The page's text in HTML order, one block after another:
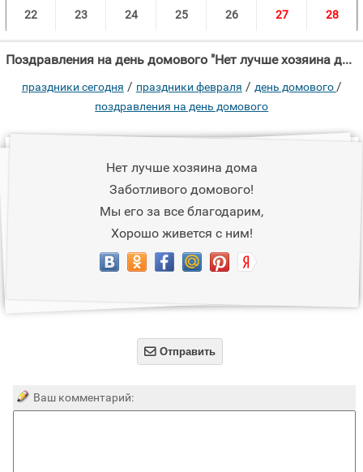
22 23 24 25 26 27 28
Поздравления на день домового "Нет лучше хозяина дома Заботливого домового!"
праздники сегодня / праздники февраля / день домового/
поздравления на день домового
Нет лучше хозяина дома
Заботливого домового!
Мы его за все благодарим,
Хорошо живется с ним!
 Отправить
Ваш комментарий: